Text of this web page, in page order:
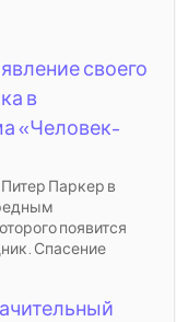
своего
в
«Человек-
Паркер в
появится
Спасение